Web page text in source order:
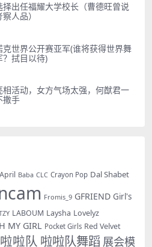
择出任福耀大学校长（曹德旺曾说
人品）
世界公开赛亚军(谁将获得世界舞
？拭目以待)
相活动，女方气场太强，何猷君一
撒手
April Baba CLC Crayon Pop Dal Shabet
Fromis_9 GFRIEND Girl's
LABOUM Laysha Lovelyz
MY GIRL Pocket Girls Red Velvet
啦啦队 啦啦队舞蹈 展会模